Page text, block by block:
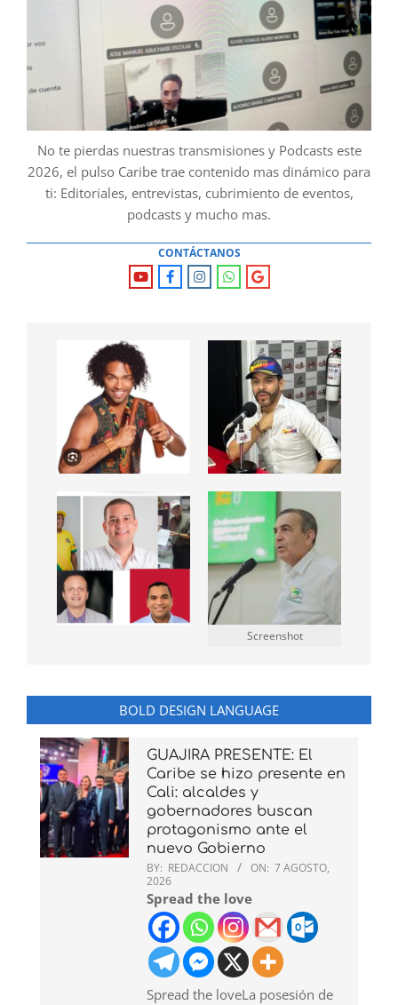
No te pierdas nuestras transmisiones y Podcasts este
2026, el pulso Caribe trae contenido mas dinámico para
ti: Editoriales, entrevistas, cubrimiento de eventos,
podcasts y mucho mas.
CONTÁCTANOS
Screenshot
BOLD DESIGN LANGUAGE
GUAJIRA PRESENTE: El
Caribe se hizo presente en
Cali: alcaldes y
gobernadores buscan
protagonismo ante el
nuevo Gobierno
BY: REDACCION ON: 7 AGOSTO,
2026
Spread the love
Spread the loveLa posesión de